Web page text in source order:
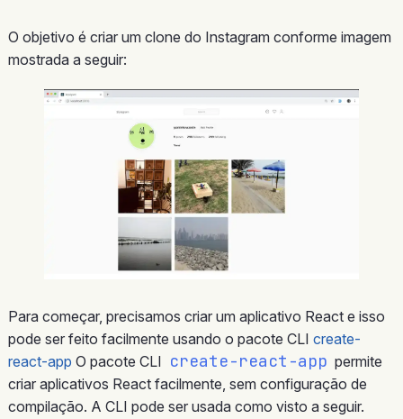
O objetivo é criar um clone do Instagram conforme imagem
mostrada a seguir:
Para começar, precisamos criar um aplicativo React e isso
pode ser feito facilmente usando o pacote CLI create-
react-app O pacote CLI create-react-app permite
criar aplicativos React facilmente, sem configuração de
compilação. A CLI pode ser usada como visto a seguir.